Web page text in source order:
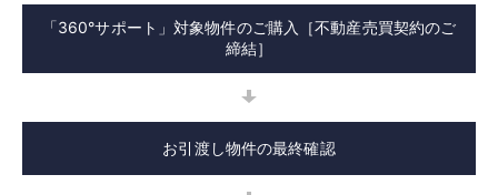
「360°サポート」対象物件のご購入［不動産売買契約のご
締結］
お引渡し物件の最終確認